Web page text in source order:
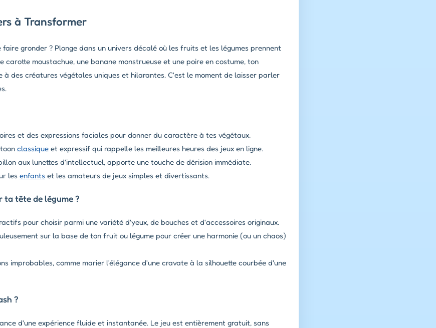
à Transformer
faire gronder ? Plonge dans un univers décalé où les fruits et les légumes prennent
moustachue, une banane monstrueuse et une poire en costume, ton
des créatures végétales uniques et hilarantes. C'est le moment de laisser parler
et des expressions faciales pour donner du caractère à tes végétaux.
classique et expressif qui rappelle les meilleures heures des jeux en ligne.
aux lunettes d'intellectuel, apporte une touche de dérision immédiate.
les enfants et les amateurs de jeux simples et divertissants.
ta tête de légume ?
pour choisir parmi une variété d'yeux, de bouches et d'accessoires originaux.
sur la base de ton fruit ou légume pour créer une harmonie (ou un chaos)
improbables, comme marier l'élégance d'une cravate à la silhouette courbée d'une
?
d'une expérience fluide et instantanée. Le jeu est entièrement gratuit, sans